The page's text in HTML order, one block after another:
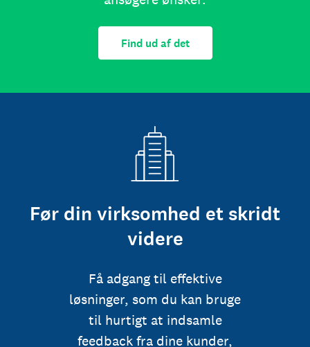
Find ud af det
Før din virksomhed et skridt
videre
Få adgang til effektive
løsninger, som du kan bruge
til hurtigt at indsamle
feedback fra dine kunder,